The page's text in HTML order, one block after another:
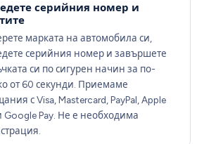
серийния номер и
марката на автомобила си,
серийния номер и завършете
си по сигурен начин за по-
от 60 секунди. Приемаме
с Visa, Mastercard, PayPal, Apple
Google Pay. Не е необходима